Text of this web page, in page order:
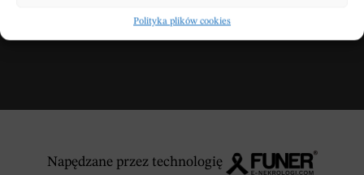
Polityka plików cookies
Napędzane przez technologię